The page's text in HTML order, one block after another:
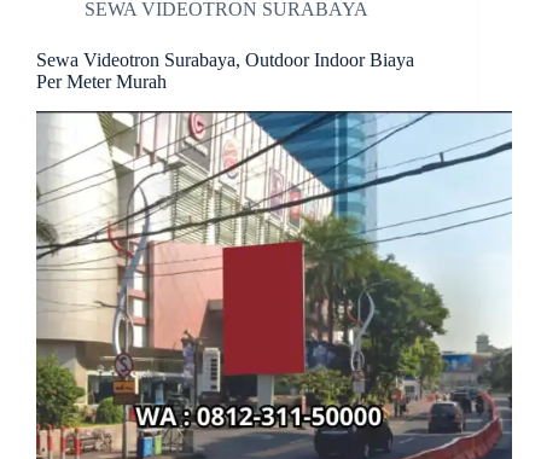
SEWA VIDEOTRON SURABAYA
Sewa Videotron Surabaya, Outdoor Indoor Biaya
Per Meter Murah